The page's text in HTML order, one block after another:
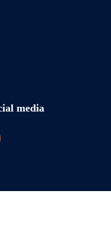
media